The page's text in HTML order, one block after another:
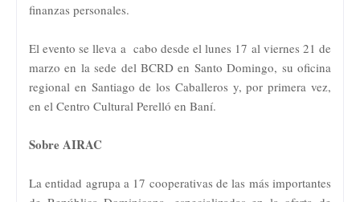
finanzas personales.
El evento se lleva a cabo desde el lunes 17 al viernes 21 de
marzo en la sede del BCRD en Santo Domingo, su oficina
regional en Santiago de los Caballeros y, por primera vez,
en el Centro Cultural Perelló en Baní.
Sobre AIRAC
La entidad agrupa a 17 cooperativas de las más importantes